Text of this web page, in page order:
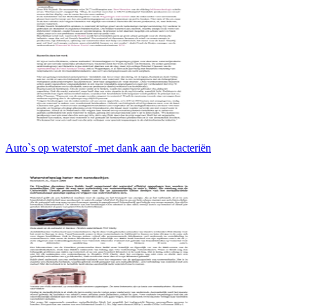
Auto`s op waterstof -met dank aan de bacteriën